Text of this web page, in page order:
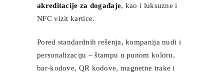
akreditacije za događaje, kao i luksuzne i
NFC vizit kartice.
Pored standardnih rešenja, kompanija nudi i
personalizaciju – štampu u punom koloru,
bar-kodove, QR kodove, magnetne trake i